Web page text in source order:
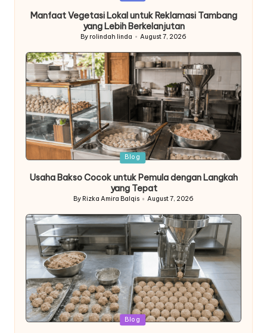
Manfaat Vegetasi Lokal untuk Reklamasi Tambang
yang Lebih Berkelanjutan
Posted
By rolindah linda August 7, 2026
Posted
Blog
Usaha Bakso Cocok untuk Pemula dengan Langkah
yang Tepat
Posted
By Rizka Amira Balqis August 7, 2026
Posted
Blog